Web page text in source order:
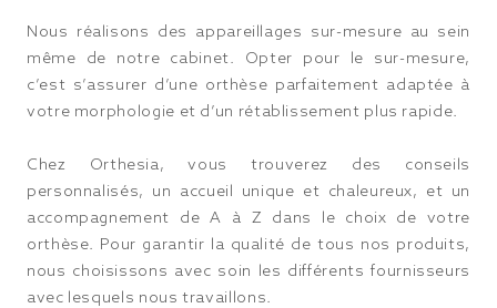
Nous réalisons des appareillages sur-mesure au sein
même de notre cabinet. Opter pour le sur-mesure,
c’est s’assurer d’une orthèse parfaitement adaptée à
votre morphologie et d’un rétablissement plus rapide.
Chez Orthesia, vous trouverez des conseils
personnalisés, un accueil unique et chaleureux, et un
accompagnement de A à Z dans le choix de votre
orthèse. Pour garantir la qualité de tous nos produits,
nous choisissons avec soin les différents fournisseurs
avec lesquels nous travaillons.